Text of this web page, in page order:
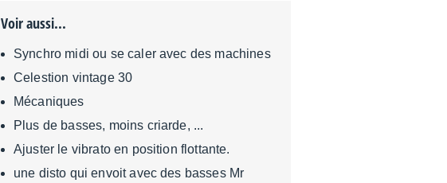
Voir aussi...
Synchro midi ou se caler avec des machines
Celestion vintage 30
Mécaniques
Plus de basses, moins criarde, ...
Ajuster le vibrato en position flottante.
une disto qui envoit avec des basses Mr